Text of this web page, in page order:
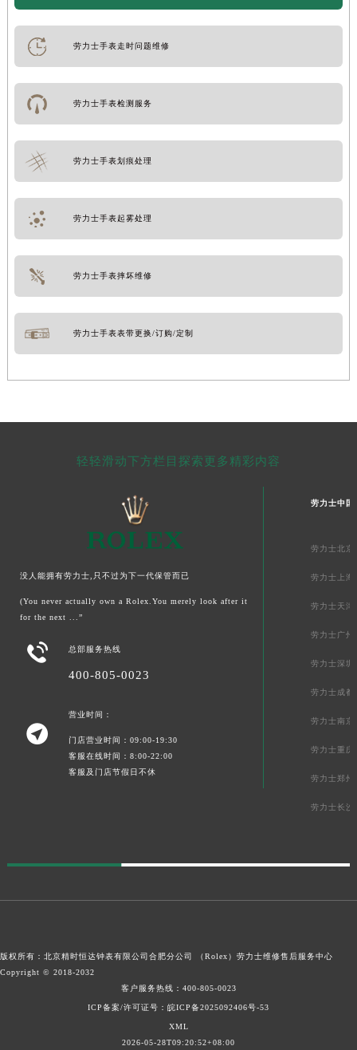
劳力士手表走时问题维修
劳力士手表检测服务
劳力士手表划痕处理
劳力士手表起雾处理
劳力士手表摔坏维修
劳力士手表表带更换/订购/定制
轻轻滑动下方栏目探索更多精彩内容
没人能拥有劳力士,只不过为下一代保管而已
(You never actually own a Rolex.You merely look after it
for the next ...”
 总部服务热线
400-805-0023

营业时间：
门店营业时间：09:00-19:30
客服在线时间：8:00-22:00
客服及门店节假日不休
劳力士中国
劳力士北京
劳力士上海
劳力士天津
劳力士广州
劳力士深圳
劳力士成都
劳力士南京
劳力士重庆
劳力士郑州
劳力士长沙
版权所有：北京精时恒达钟表有限公司合肥分公司 （Rolex） 劳力士维修售后服务中心
Copyright © 2018-2032
客户服务热线： 400-805-0023
ICP备案/许可证号：皖ICP备2025092406号-53
XML
2026-05-28T09:20:52+08:00